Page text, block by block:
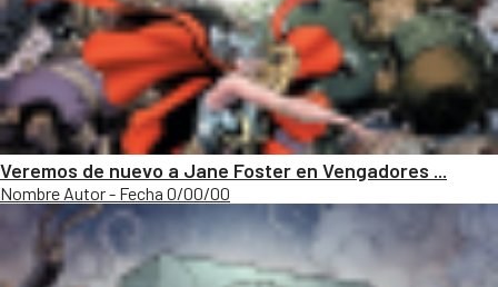
Veremos de nuevo a Jane Foster en Vengadores ...
Nombre Autor - Fecha 0/00/00